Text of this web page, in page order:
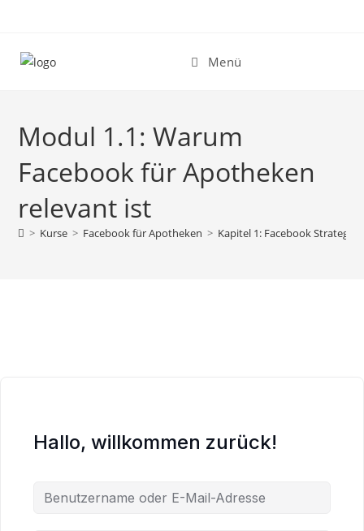
springen
Menü
Modul 1.1: Warum
Facebook für Apotheken
relevant ist
> Kurse > Facebook für Apotheken > Kapitel 1: Facebook Strategie
Hallo, willkommen zurück!